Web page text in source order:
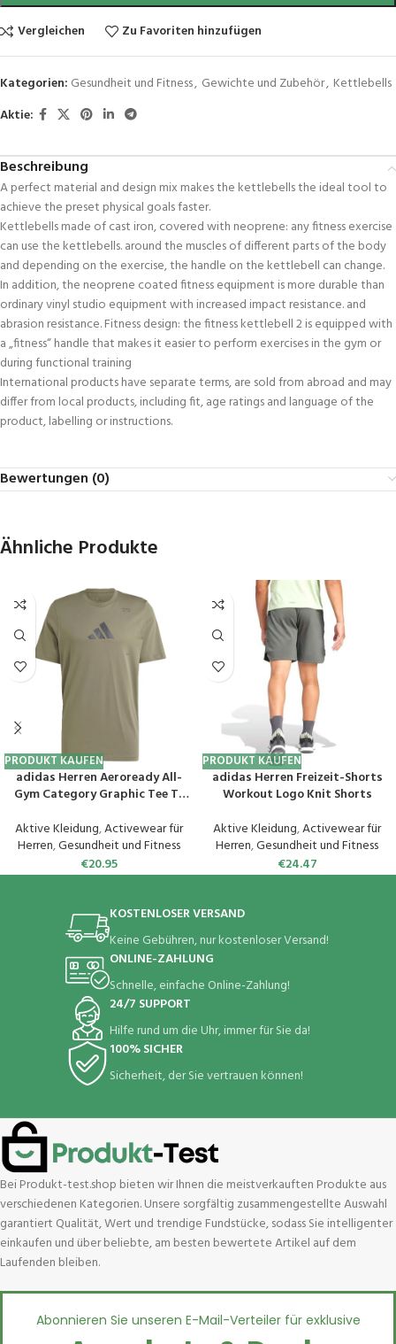
Vergleichen
Zu Favoriten hinzufügen
Kategorien: Gesundheit und Fitness, Gewichte und Zubehör, Kettlebells
Aktie:
Beschreibung
A perfect material and design mix makes the kettlebells the ideal tool to
achieve the preset physical goals faster.
Kettlebells made of cast iron, covered with neoprene: any fitness exercise
can use the kettlebells. around the muscles of different parts of the body
and depending on the exercise, the handle on the kettlebell can change.
In addition, the neoprene coated fitness equipment is more durable than
ordinary vinyl studio equipment with increased impact resistance. and
abrasion resistance. Fitness design: the fitness kettlebell 2 is equipped with
a „fitness“ handle that makes it easier to perform exercises in the gym or
during functional training
International products have separate terms, are sold from abroad and may
differ from local products, including fit, age ratings and language of the
product, labelling or instructions.
Bewertungen (0)
Ähnliche Produkte
PRODUKT KAUFEN
adidas Herren Aeroready All-
Gym Category Graphic Tee T-
Aktive Kleidung,Activewear für
Herren,Gesundheit und Fitness
€20.95
PRODUKT KAUFEN
adidas Herren Freizeit-Shorts
Workout Logo Knit Shorts
Aktive Kleidung,Activewear für
Herren,Gesundheit und Fitness
€24.47
KOSTENLOSER VERSAND
Keine Gebühren, nur kostenloser Versand!
ONLINE-ZAHLUNG
Schnelle, einfache Online-Zahlung!
24/7 SUPPORT
Hilfe rund um die Uhr, immer für Sie da!
100% SICHER
Sicherheit, der Sie vertrauen können!
Bei Produkt-test.shop bieten wir Ihnen die meistverkauften Produkte aus
verschiedenen Kategorien. Unsere sorgfältig zusammengestellte Auswahl
garantiert Qualität, Wert und trendige Fundstücke, sodass Sie intelligenter
einkaufen und über beliebte, am besten bewertete Artikel auf dem
Laufenden bleiben.
Abonnieren Sie unseren E-Mail-Verteiler für exklusive